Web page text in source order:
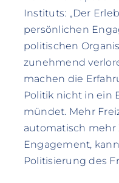
Instituts: „Der
persönlichen
politischen
zunehmend
machen die
Politik nicht in ein
mündet. Mehr
automatisch mehr
Engagement,
Politisierung des